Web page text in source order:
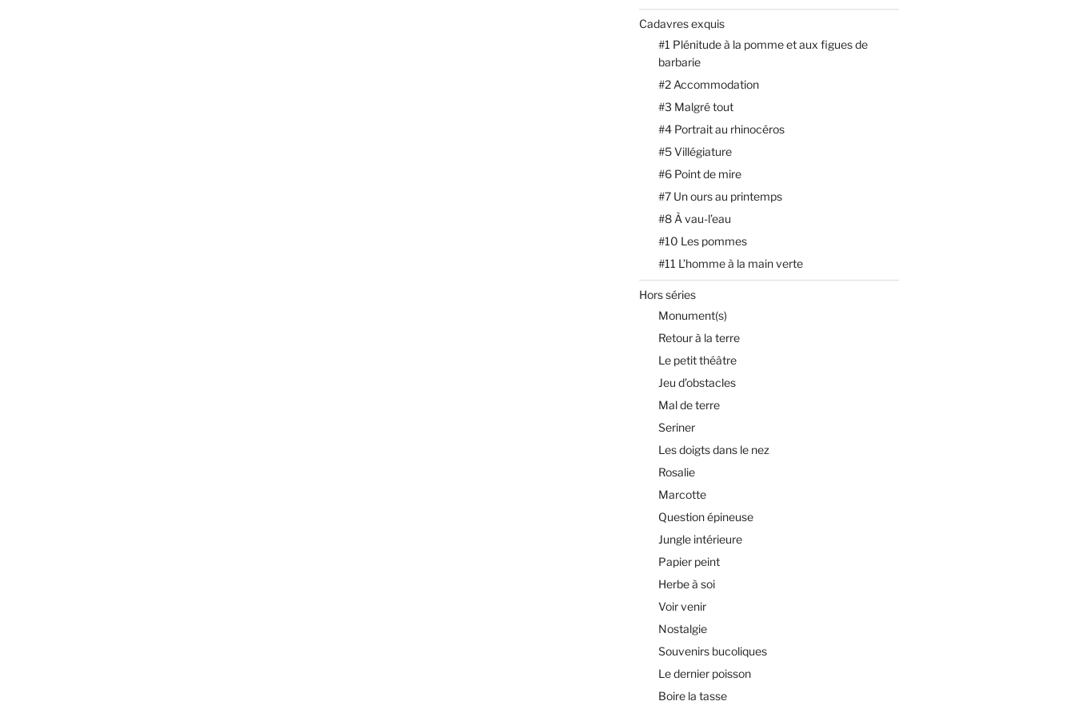
Cadavres exquis
#1 Plénitude à la pomme et aux figues de
barbarie
#2 Accommodation
#3 Malgré tout
#4 Portrait au rhinocéros
#5 Villégiature
#6 Point de mire
#7 Un ours au printemps
#8 À vau-l’eau
#10 Les pommes
#11 L’homme à la main verte
Hors séries
Monument(s)
Retour à la terre
Le petit théâtre
Jeu d’obstacles
Mal de terre
Seriner
Les doigts dans le nez
Rosalie
Marcotte
Question épineuse
Jungle intérieure
Papier peint
Herbe à soi
Voir venir
Nostalgie
Souvenirs bucoliques
Le dernier poisson
Boire la tasse